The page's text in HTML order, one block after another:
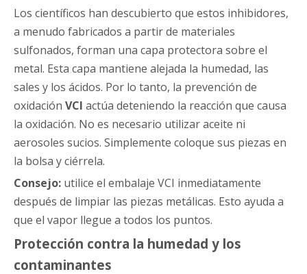
Los científicos han descubierto que estos inhibidores,
a menudo fabricados a partir de materiales
sulfonados, forman una capa protectora sobre el
metal. Esta capa mantiene alejada la humedad, las
sales y los ácidos. Por lo tanto, la prevención de
oxidación VCI actúa deteniendo la reacción que causa
la oxidación. No es necesario utilizar aceite ni
aerosoles sucios. Simplemente coloque sus piezas en
la bolsa y ciérrela.
Consejo: utilice el embalaje VCI inmediatamente
después de limpiar las piezas metálicas. Esto ayuda a
que el vapor llegue a todos los puntos.
Protección contra la humedad y los
contaminantes